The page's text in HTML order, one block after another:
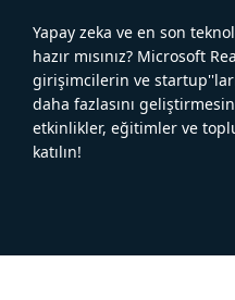
Yapay zeka ve en son
hazır mısınız? Microsoft
girişimcilerin ve
daha fazlasını
etkinlikler, eğitimler ve
katılın!